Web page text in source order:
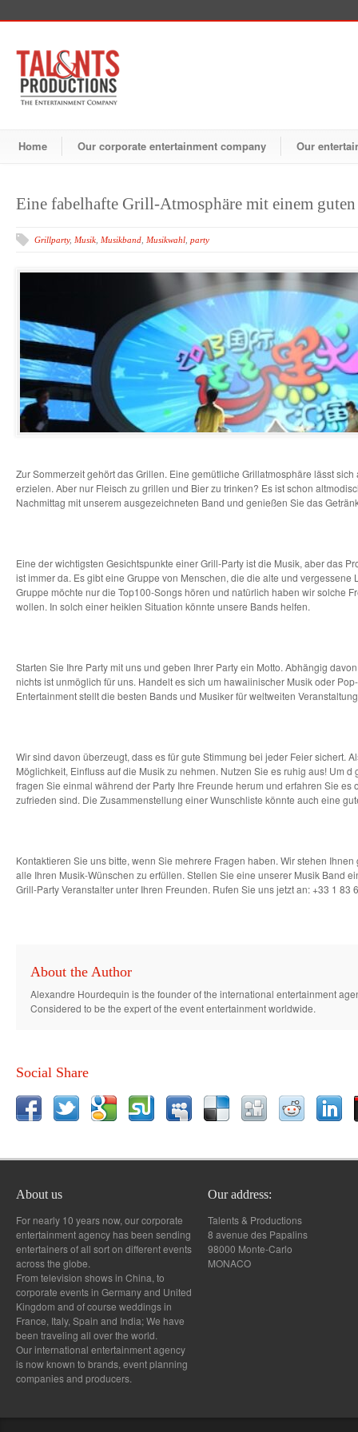
Home Our corporate entertainment company Our
Eine fabelhafte Grill-Atmosphäre mit einem
Grillparty, Musik Musikband Musikwahl party
Zur Sommerzeit gehört das Grillen. Eine gemütliche Grillatmosphäre lässt
erzielen. Aber nur Fleisch zu grillen und Bier zu trinken? Es ist schon
Nachmittag mit unserem ausgezeichneten Band und genießen Sie das
Eine der wichtigsten Gesichtspunkte einer Grill-Party ist die Musik, aber das
ist immer da. Es gibt eine Gruppe von Menschen, die die alte und
Gruppe möchte nur die Top100-Songs hören und natürlich haben wir solche
wollen. In solch einer heiklen Situation könnte unsere Bands helfen.
Starten Sie Ihre Party mit uns und geben Ihrer Party ein Motto. Abhängig
nichts ist unmöglich für uns. Handelt es sich um hawaiinischer Musik oder
Entertainment stellt die besten Bands und Musiker für weltweiten
Wir sind davon überzeugt, dass es für gute Stimmung bei jeder Feier sichert.
Möglichkeit, Einfluss auf die Musik zu nehmen. Nutzen Sie es ruhig aus! Um
fragen Sie einmal während der Party Ihre Freunde herum und erfahren Sie es
zufrieden sind. Die Zusammenstellung einer Wunschliste könnte auch eine
Kontaktieren Sie uns bitte, wenn Sie mehrere Fragen haben. Wir stehen
alle Ihren Musik-Wünschen zu erfüllen. Stellen Sie eine unserer Musik Band
Grill-Party Veranstalter unter Ihren Freunden. Rufen Sie uns jetzt an:+33 1 83
About the Author
Alexandre Hourdequin is the founder of the international entertainment
Considered to be the expert of the event entertainment worldwide.
Social Share
About us
For nearly 10 years now, our corporate
entertainment agency has been sending
entertainers of all sort on different events
across the globe.
From television shows in China, to
corporate events in Germany and United
Kingdom and of course weddings in
France, Italy, Spain and India; We have
been traveling all over the world.
Our international entertainment agency
is now known to brands, event planning
companies and producers.
Our address:
Talents & Productions
8 avenue des Papalins
98000 Monte-Carlo
MONACO